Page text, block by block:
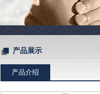
产品展示
产品介绍